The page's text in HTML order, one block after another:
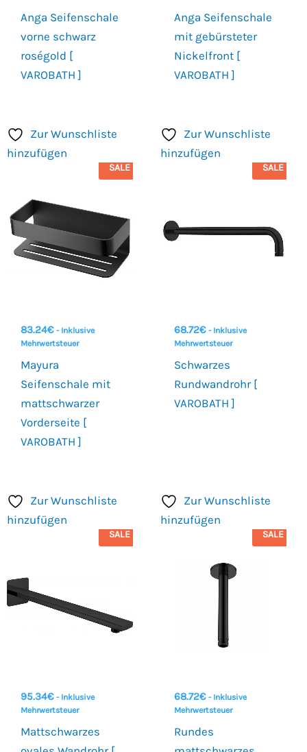
Anga Seifenschale
vorne schwarz
roségold [
VAROBATH ]
Anga Seifenschale
mit gebürsteter
Nickelfront [
VAROBATH ]
Zur Wunschliste
hinzufügen
SALE
83.24€ - Inklusive
Mehrwertsteuer
Mayura
Seifenschale mit
mattschwarzer
Vorderseite [
VAROBATH ]
Zur Wunschliste
hinzufügen
SALE
68.72€ - Inklusive
Mehrwertsteuer
Schwarzes
Rundwandrohr [
VAROBATH ]
Zur Wunschliste
hinzufügen
SALE
95.34€ - Inklusive
Mehrwertsteuer
Mattschwarzes
Zur Wunschliste
hinzufügen
SALE
68.72€ - Inklusive
Mehrwertsteuer
Rundes